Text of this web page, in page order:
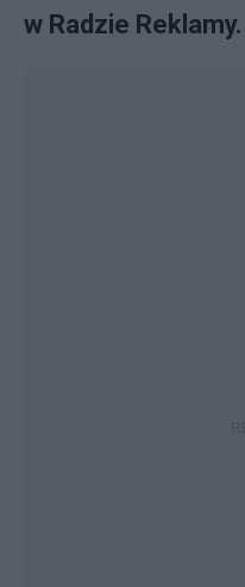
w Radzie Reklamy.